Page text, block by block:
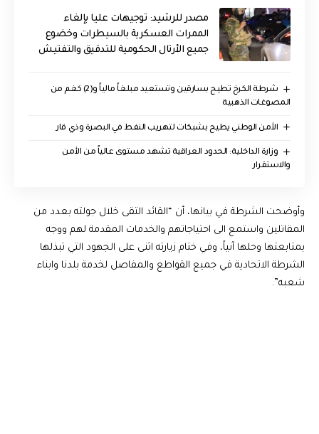
مصدر للرشيد: توجيهات عليا بإلغاء
الممرات العسكرية بالسيطرات وخضوع
جميع الأرتال الحكومية للتدقيق والتفتيش
شرطة الكرخ تطيح بسارقين وتستعيد مبلغاً مالياً و(2) كغم من
المصوغات الذهبية
الأمن الوطني يطيح بشبكات لتهريب النفط في البصرة وذي قار
وزارة الداخلية: الحدود العراقية تشهد مستوى عالياً من الأمن
والاستقرار
وأوضحت الشرطة في بيانها، أن “القائد التقى خلال جولته بعدد من
المقاتلين واستمع الى احتياجاتهم والخدمات المقدمة لهم ووجه
بمتابعتها وحلها آنياً، وفي ختام زيارته اثنى على الجهود التي تبذلها
الشرطة الاتحادية في جميع القواطع والمفاصل لخدمة بلدنا وابناء
شعبه”.